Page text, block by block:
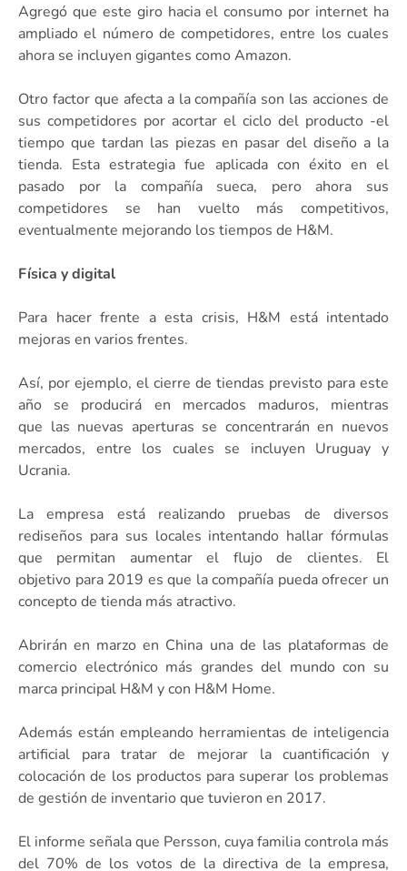
Agregó que este giro hacia el consumo por internet ha
ampliado el número de competidores, entre los cuales
ahora se incluyen gigantes como Amazon.
Otro factor que afecta a la compañía son las acciones de
sus competidores por acortar el ciclo del producto -el
tiempo que tardan las piezas en pasar del diseño a la
tienda. Esta estrategia fue aplicada con éxito en el
pasado por la compañía sueca, pero ahora sus
competidores se han vuelto más competitivos,
eventualmente mejorando los tiempos de H&M.
Física y digital
Para hacer frente a esta crisis, H&M está intentado
mejoras en varios frentes.
Así, por ejemplo, el cierre de tiendas previsto para este
año se producirá en mercados maduros, mientras
que las nuevas aperturas se concentrarán en nuevos
mercados, entre los cuales se incluyen Uruguay y
Ucrania.
La empresa está realizando pruebas de diversos
rediseños para sus locales intentando hallar fórmulas
que permitan aumentar el flujo de clientes. El
objetivo para 2019 es que la compañía pueda ofrecer un
concepto de tienda más atractivo.
Abrirán en marzo en China una de las plataformas de
comercio electrónico más grandes del mundo con su
marca principal H&M y con H&M Home.
Además están empleando herramientas de inteligencia
artificial para tratar de mejorar la cuantificación y
colocación de los productos para superar los problemas
de gestión de inventario que tuvieron en 2017.
El informe señala que Persson, cuya familia controla más
del 70% de los votos de la directiva de la empresa,